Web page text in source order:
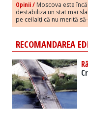
Opinii / Moscova este
destabiliza un stat mai
pe ceilalți că nu merită
RECOMANDAREA